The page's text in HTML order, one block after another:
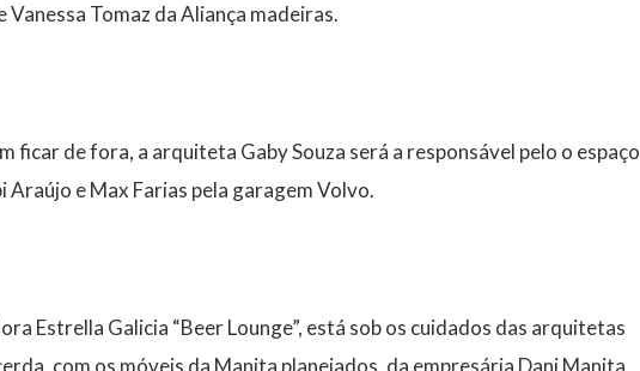
Tomaz da Aliança madeiras.
ficar de fora, a arquiteta Gaby Souza será a responsável pelo o espaço
Araújo e Max Farias pela garagem Volvo.
Estrella Galicia “Beer Lounge”, está sob os cuidados das arquitetas